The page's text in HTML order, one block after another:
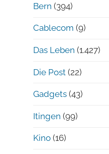
Bern (394)
Cablecom (9)
Das Leben (1.427)
Die Post (22)
Gadgets (43)
Itingen (99)
Kino (16)